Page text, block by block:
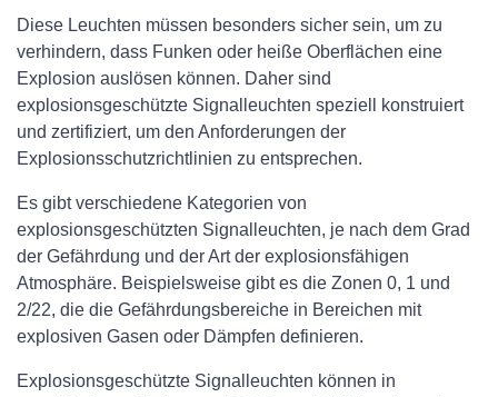
Diese Leuchten müssen besonders sicher sein, um zu
verhindern, dass Funken oder heiße Oberflächen eine
Explosion auslösen können. Daher sind
explosionsgeschützte Signalleuchten speziell konstruiert
und zertifiziert, um den Anforderungen der
Explosionsschutzrichtlinien zu entsprechen.
Es gibt verschiedene Kategorien von
explosionsgeschützten Signalleuchten, je nach dem Grad
der Gefährdung und der Art der explosionsfähigen
Atmosphäre. Beispielsweise gibt es die Zonen 0, 1 und
2/22, die die Gefährdungsbereiche in Bereichen mit
explosiven Gasen oder Dämpfen definieren.
Explosionsgeschützte Signalleuchten können in